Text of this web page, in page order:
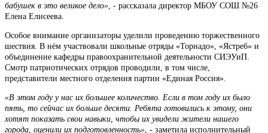
бабушек в это великое дело» , - рассказала директор МБОУ СОШ №26
Елена Елисеева.
Особое внимание организаторы уделили проведению торжественного
шествия. В нём участвовали школьные отряды «Торнадо», «Ястреб» и
объединение кафедры правоохранительной деятельности СИЭУиП.
Смотр патриотических отрядов проводили, в том числе,
представители местного отделения партии «Единая Россия».
«В этом году у нас их большее количество. Если в том году их было
пять, то сейчас их больше десяти. Ребята готовились к этому, они
хотят показать свои навыки, чтобы их увидели жители нашего
города, оценили их подготовленность» , - заметила исполнительный